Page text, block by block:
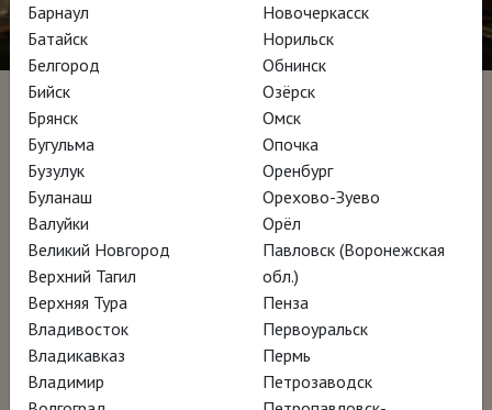
Мурильо: Путь художника
Режиссёр Хосе Мануэль Гомес Видаль
Шедевр Бартоломе Эстебана Мурильо
«Маленький нищий» из коллекции Лувра
отправляется на родину – в Севилью, где
был создан три с половиной века назад.
Это путешествие становится отправной
Барнаул
Батайск
Белгород
Бийск
Брянск
Бугульма
Бузулук
Буланаш
Валуйки
Великий Новгород
Верхний Тагил
Верхняя Тура
Владивосток
Владикавказ
Владимир
Новочеркасск
Норильск
Обнинск
Озёрск
Омск
Опочка
Оренбург
Орехово-Зуево
Орёл
Павловск (Воронежская
обл.)
Пенза
Первоуральск
Пермь
Петрозаводск